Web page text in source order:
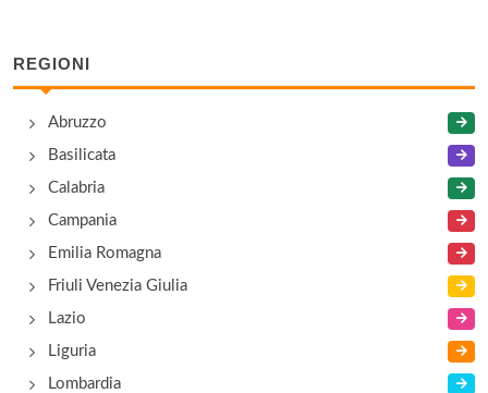
REGIONI
Abruzzo
Basilicata
Calabria
Campania
Emilia Romagna
Friuli Venezia Giulia
Lazio
Liguria
Lombardia